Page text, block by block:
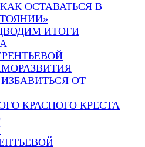
ОСТАВАТЬСЯ В
ИТОГИ
ОТ
КРАСНОГО КРЕСТА